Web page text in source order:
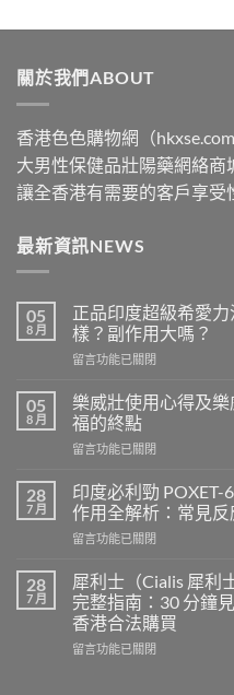
關於我們ABOUT
香港色色購物網（
大男性保健品壯陽藥網絡商
讓全香港有需要的客戶享受
最新資訊NEWS
05
8 月
正品印度超級希愛
樣？副作用大嗎？
在
品
印
度
超
希
愛
力
混
片
雙
效
利
留言功能已關閉
05
8 月
樂威壯使用心得及
福的終點
在
威
壯
使
用
得
及
樂
威
壯
留言功能已關閉
28
7 月
印度必利勁 POXET-
作用全解析：常見
在
度
必
利
勁
POXET-
留言功能已關閉
28
7 月
犀利士（Cialis 犀利
完整指南：30 分鐘
香港合法購買
在
留言功能已關閉